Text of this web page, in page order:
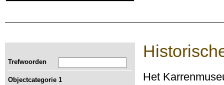
Trefwoorden
Objectcategorie 1
Het